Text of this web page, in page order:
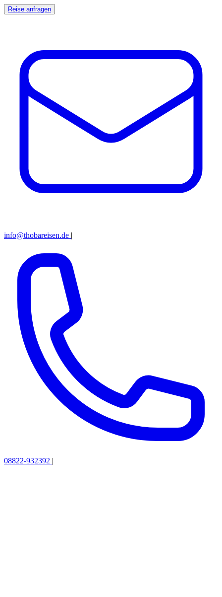
Reise anfragen
info@thobareisen.de |
08822-932392 |